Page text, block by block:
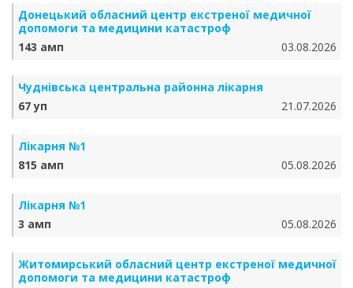
Донецький обласний центр екстреної медичної
допомоги та медицини катастроф
143 амп
03.08.2026
Чуднівська центральна районна лікарня
67 уп
21.07.2026
Лікарня №1
815 амп
05.08.2026
Лікарня №1
3 амп
05.08.2026
Житомирський обласний центр екстреної медичної
допомоги та медицини катастроф